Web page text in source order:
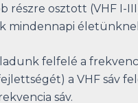
részre osztott (VHF I-
mindennapi
felfelé a
a VHF sáv
sáv.